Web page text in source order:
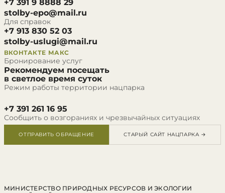
+7 391 9 8888 29
stolby-epo@mail.ru
Для справок
+7 913 830 52 03
stolby-uslugi@mail.ru
ВКОНТАКТЕ МАКС
Бронирование услуг
Рекомендуем посещать
в светлое время суток
Режим работы территории нацпарка
+7 391 261 16 95
Сообщить о возгораниях и чрезвычайных ситуациях
ОТПРАВИТЬ ОБРАЩЕНИЕ СТАРЫЙ САЙТ НАЦПАРКА →
МИНИСТЕРСТВО ПРИРОДНЫХ РЕСУРСОВ И ЭКОЛОГИИ